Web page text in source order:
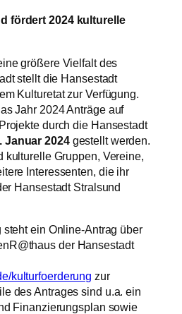
fördert 2024 kulturelle
größere Vielfalt des
stellt die Hansestadt
Kulturetat zur Verfügung.
Jahr 2024 Anträge auf
durch die Hansestadt
Januar 2024gestellt werden.
kulturelle Gruppen, Vereine,
Interessenten, die ihr
Hansestadt Stralsund
ein Online-Antrag über
der Hansestadt
kulturfoerderung zur
des Antrages sind u.a. ein
Finanzierungsplan sowie